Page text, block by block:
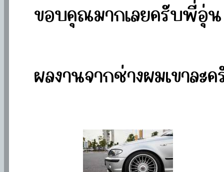
ขอบคุณมากเลยครับพี่อุ่
ผลงานจากช่างผมเขาละ